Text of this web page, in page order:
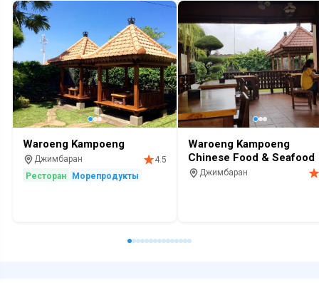
Waroeng Kampoeng
Джимбаран
4.5
Ресторан
Морепродукты
Waroeng Kampoeng
Chinese Food & Seafood
Джимбаран